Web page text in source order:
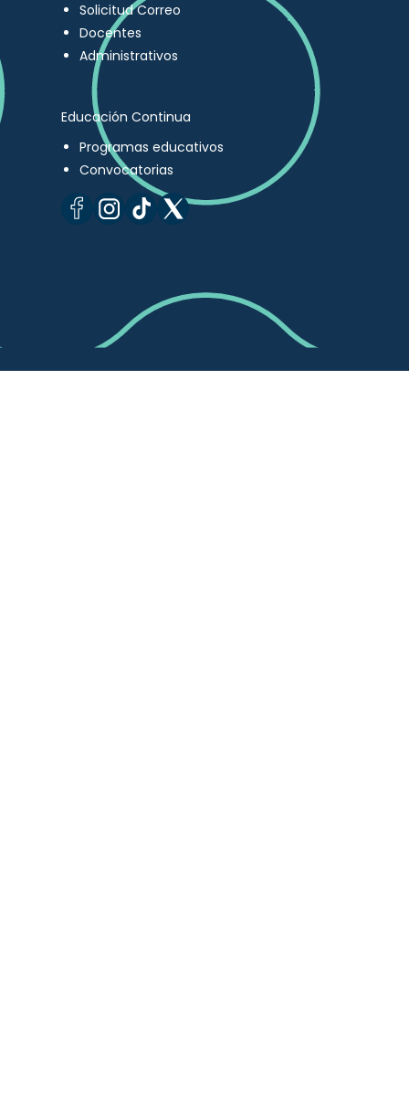
Solicitud Correo
Docentes
Administrativos
Educación Continua
Programas educativos
Convocatorias